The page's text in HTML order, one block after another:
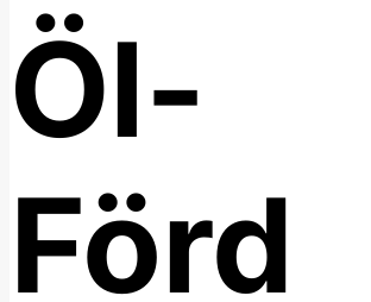
Öl-
Förd